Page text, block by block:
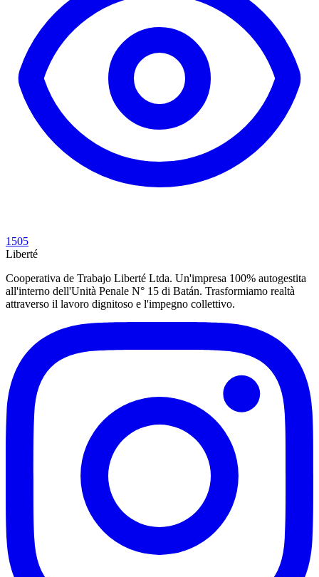
1505
Liberté
Cooperativa de Trabajo Liberté Ltda. Un'impresa 100% autogestita
all'interno dell'Unità Penale N° 15 di Batán. Trasformiamo realtà
attraverso il lavoro dignitoso e l'impegno collettivo.